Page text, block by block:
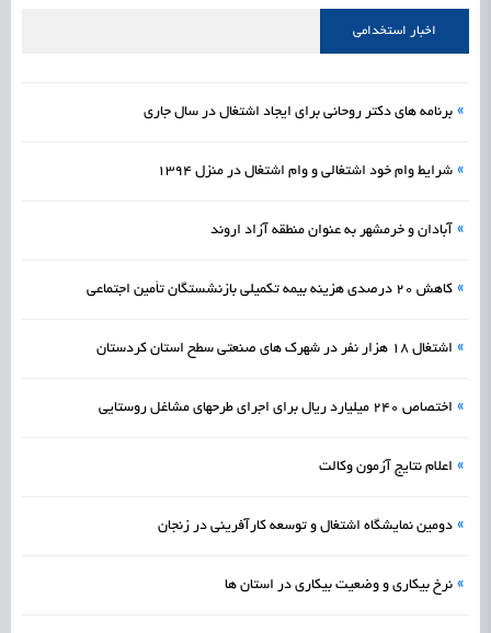
اشتغال و کارآفرینی
اخبار استخدامی
» برنامه های دکتر روحانی برای ایجاد اشتغال در سال جاری
» شرایط وام خود اشتغالی و وام اشتغال در منزل 1394
» آبادان و خرمشهر به عنوان منطقه آزاد اروند
» کاهش 20 درصدی هزینه بیمه تکمیلی بازنشستگان تأمین اجتماعی
» اشتغال 18 هزار نفر در شهرک های صنعتی سطح استان کردستان
» اختصاص 240 میلیارد ریال برای اجرای طرحهای مشاغل روستایی
» اعلام نتایج آزمون وکالت
» دومین نمایشگاه اشتغال و توسعه کارآفرینی در زنجان
» نرخ بیکاری و وضعیت بیکاری در استان ها